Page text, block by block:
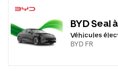
BYD Seal
Véhicules
BYD FR